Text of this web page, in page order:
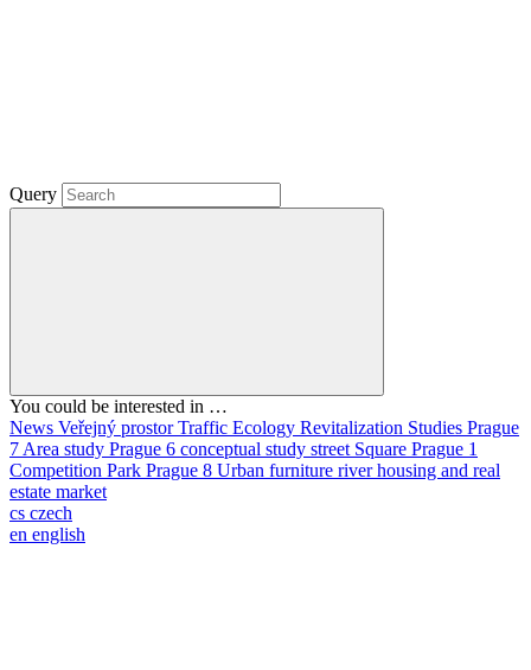
Query
You could be interested in …
News Veřejný prostorTraffic Ecology Revitalization Studies Prague
7 Area study Prague 6 conceptual study street Square Prague 1
Competition Park Prague 8 Urban furniture riverhousing and real
estate market
cs czech
en english